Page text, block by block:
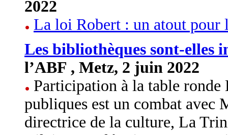
2022
La loi Robert : un atout pour
Les bibliothèques sont-elles
l’ABF , Metz, 2 juin 2022
Participation à la table ronde
publiques est un combat avec
directrice de la culture, La